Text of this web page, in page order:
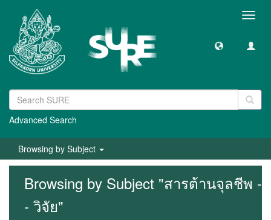
Advanced Search
Browsing by Subject
Browsing by Subject "สารต้านจุลชีพ -
- วิจัย"